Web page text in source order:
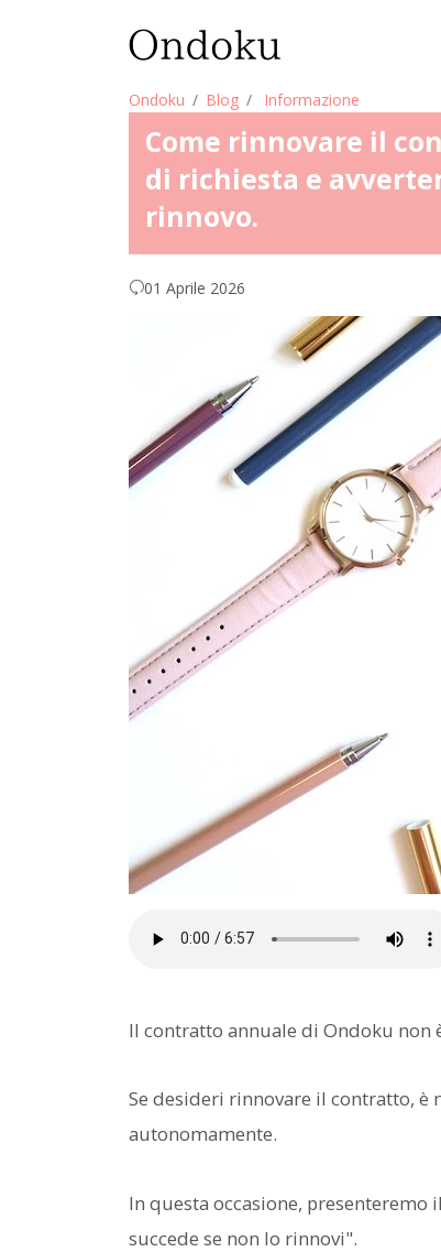
Ondoku Blog Informazione
Come rinnovare il
di richiesta e
rinnovo.
01 Aprile 2026
Il contratto annuale di Ondoku non
Se desideri rinnovare il contratto, è
autonomamente.
In questa occasione,
succede se non lo rinnovi".